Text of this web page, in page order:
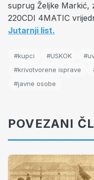
suprug Željke Markić,
220CDI 4MATIC
Jutarnji list.
#kupci #USKOK
#krivotvorene isprave
#javne osobe
POVEZANI